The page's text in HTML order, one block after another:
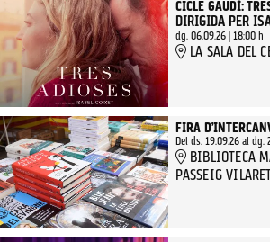
CICLE GAUDÍ:
DIRIGIDA PER
dg. 06.09.26| 18:00 h
LA SALA DEL
FIRA
Del ds. 19.09.26al dg.
BIBLIOTECA
PASSEIG VILARET